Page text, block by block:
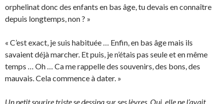
orphelinat donc des enfants en bas âge, tu devais en connaître
depuis longtemps, non ? »
« C’est exact, je suis habituée … Enfin, en bas âge mais ils
savaient déjà marcher. Et puis, je n’étais pas seule et en même
temps … Oh … Ca me rappelle des souvenirs, des bons, des
mauvais. Cela commence à dater. »
Un petit sourire triste se dessina sur ses lèvres. Oui, elle ne l’avait